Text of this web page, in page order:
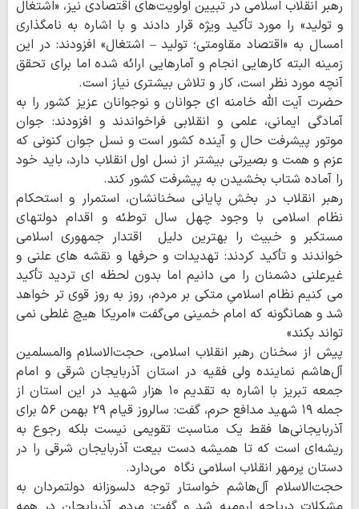
رهبر انقلاب اسلامی در تبیین اولویت‌های اقتصادی نیز، «اشتغال
و تولید» را مورد تأکید ویژه قرار دادند و با اشاره به نامگذاری
امسال به «اقتصاد مقاومتی؛ تولید – اشتغال» افزودند: در این
زمینه البته کارهایی انجام و آمارهایی ارائه شده اما برای تحقق
آنچه مورد نظر است، کار و تلاش بیشتری نیاز است.
حضرت آیت الله خامنه ای جوانان و نوجوانان عزیز کشور را به
آمادگی ایمانی، علمی و انقلابی فراخواندند و افزودند: جوان
موتور پیشرفت حال و آینده کشور است و نسل جوان کنونی که
عزم و همت و بصیرتی بیشتر از نسل اول انقلاب دارد، باید خود
را آماده شتاب بخشیدن به پیشرفت کشور کند.
رهبر انقلاب در بخش پایانی سخنانشان، استمرار و استحکام
نظام اسلامی با وجود چهل سال توطئه و اقدام دولتهای
مستکبر و خبیث را بهترین دلیل اقتدار جمهوری اسلامی
خواندند و تأکید کردند: تهدیدات و حرفها و نقشه های علنی و
غیرعلنی دشمنان را می دانیم اما بدون لحظه ای تردید تأکید
می کنیم نظام اسلامیِ متکی بر مردم، روز به روز قوی تر خواهد
شد و همانگونه که امام خمینی می‌گفت «امریکا هیچ غلطی نمی
تواند بکند»
پیش از سخنان رهبر انقلاب اسلامی، حجت‌الاسلام والمسلمین
آل‌هاشم نماینده ولی فقیه در استان آذربایجان شرقی و امام
جمعه تبریز با اشاره به تقدیم ۱۰ هزار شهید در این استان از
جمله ۱۹ شهید مدافع حرم، گفت: سالروز قیام ۲۹ بهمن ۵۶ برای
آذربایجانی‌ها فقط یک مناسبت تقویمی نیست بلکه رجوع به
ریشه‌ای است که تا همیشه دست بیعت آذربایجان شرقی را در
دستان پرمهر انقلاب اسلامی نگاه می‌دارد.
حجت‌الاسلام آل‌هاشم خواستار توجه دلسوزانه دولتمردان به